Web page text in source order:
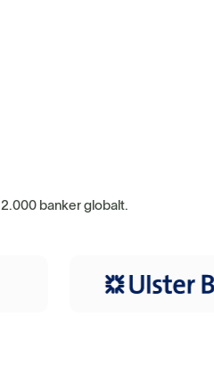
banker globalt.